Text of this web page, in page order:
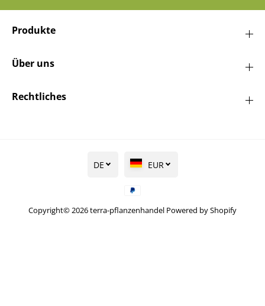
Produkte
Über uns
Rechtliches
Copyright© 2026terra-pflanzenhandel Powered by Shopify
DE EUR